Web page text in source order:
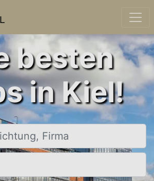
besten
in Kiel!
Firma